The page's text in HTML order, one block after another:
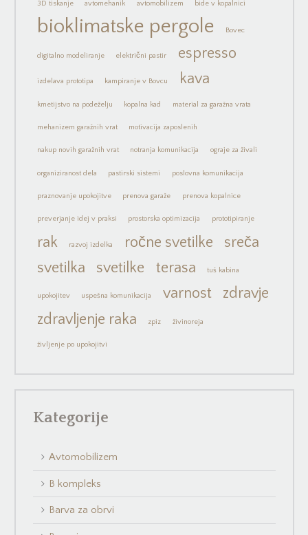
3D tiskanje avtomehanik avtomobilizem bide v kopalnici
bioklimatske pergole Bovec
digitalno modeliranje električni pastir espresso
izdelava prototipa kampiranje v Bovcu kava
kmetijstvo na podeželju kopalna kad material za garažna vrata
mehanizem garažnih vrat motivacija zaposlenih
nakup novih garažnih vrat notranja komunikacija ograje za živali
organiziranost dela pastirski sistemi poslovna komunikacija
praznovanje upokojitve prenova garaže prenova kopalnice
preverjanje idej v praksi prostorska optimizacija prototipiranje
rak razvoj izdelka ročne svetilke
sreča
svetilka
svetilke terasa tuš kabina
upokojitev uspešna komunikacija varnost
zdravje
zdravljenje raka
zpiz živinoreja
življenje po upokojitvi
Kategorije
Avtomobilizem
B kompleks
Barva za obrvi